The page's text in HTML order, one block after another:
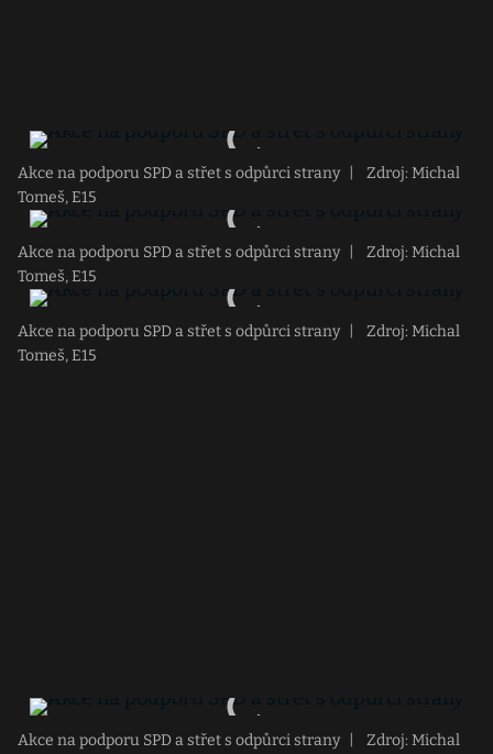
Akce na podporu SPD a střet s odpůrci strany
Zdroj: Michal
Tomeš, E15
Akce na podporu SPD a střet s odpůrci strany
Zdroj: Michal
Tomeš, E15
Akce na podporu SPD a střet s odpůrci strany
Zdroj: Michal
Tomeš, E15
Akce na podporu SPD a střet s odpůrci strany
Zdroj: Michal